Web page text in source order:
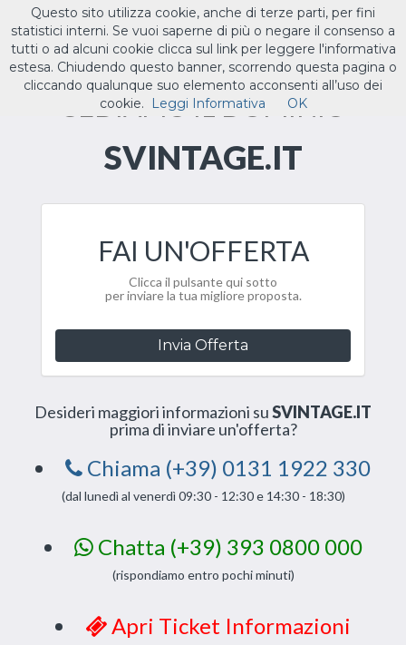
Toggle
ILTUO.IT
CEDIAMO IL DOMINIO
SVINTAGE.IT
FAI UN'OFFERTA
Clicca il pulsante qui sotto
per inviare la tua migliore proposta.
Invia Offerta
Desideri maggiori informazioni suSVINTAGE.IT
prima di inviare un'offerta?
Chiama (+39) 0131 1922 330
(dal lunedì al venerdì 09:30 - 12:30 e 14:30 - 18:30)
Chatta (+39) 393 0800 000
(rispondiamo entro pochi minuti)
Apri Ticket Informazioni
Questo sito utilizza cookie, anche di terze parti, per fini
statistici interni. Se vuoi saperne di più o negare il consenso a
tutti o ad alcuni cookie clicca sul link per leggere l'informativa
estesa. Chiudendo questo banner, scorrendo questa pagina o
cliccando qualunque suo elemento acconsenti all’uso dei
cookie.
Leggi Informativa OK